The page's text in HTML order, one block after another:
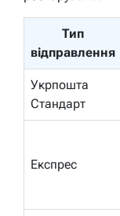
Тип
відправлення
Укрпошта
Стандарт
Експрес